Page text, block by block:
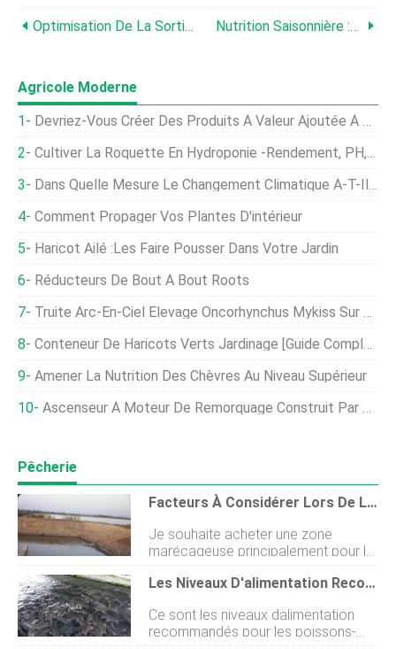
Optimisation De La Sortie Du Broyeur D'alimentation Nutrition Saisonnière :Adapter L'alimentation Des Poissons À La Physiologie Des Poissons
Agricole Moderne
Devriez-Vous Créer Des Produits À Valeur Ajoutée À Partir Des Produits De Votre Ferme ?
Cultiver La Roquette En Hydroponie -Rendement, PH, Nutritif
Dans Quelle Mesure Le Changement Climatique A-T-Il Déjà Nui Aux Rendements Des Cultures ?
Comment Propager Vos Plantes D'intérieur
Haricot Ailé :les Faire Pousser Dans Votre Jardin
Réducteurs De Bout À Bout Roots
Truite Arc-En-Ciel Élevage Oncorhynchus Mykiss Sur Produit Protéique Fermenté De Maïs
Conteneur De Haricots Verts Jardinage [Guide Complet]
Amener La Nutrition Des Chèvres Au Niveau Supérieur
Ascenseur À Moteur De Remorquage Construit Par Les Agriculteurs
Pêcherie
Facteurs À Considérer Lors De La Sélection De Votre Site De Pisciculture
Je souhaite acheter une zone
marécageuse principalement pour la
pisciculture. Que me conseillerez-
vous avant de lacheter ? Ce ne sont
qui soutiendront la pisciculture
pendant la saison sèche. Certains ne
Les Niveaux D'alimentation Recommandés Pour Le Poisson-Chat À Une Température De L'eau De 25-26°C
Ce sont les niveaux dalimentation
recommandés pour les poissons-